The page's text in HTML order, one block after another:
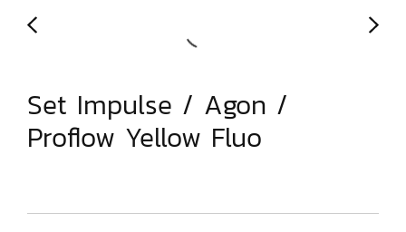
Set Impulse / Agon /
Proflow Yellow Fluo